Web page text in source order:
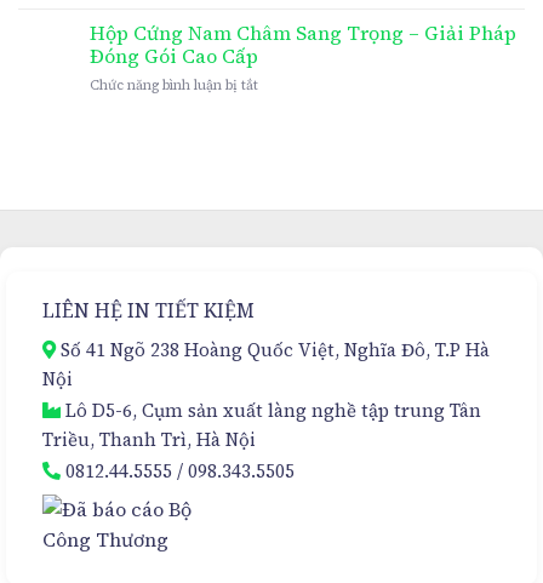
Hộp
Cứng
Châm
Nám
Hoàn
Hộp Cứng Nam Châm Sang Trọng – Giải Pháp
Đóng Gói Cao Cấp
Chức năng bình luận bị tắtở
Trọng
Cấp
LIÊN HỆ IN TIẾT KIỆM
Số 41 Ngõ 238 Hoàng Quốc Việt, Nghĩa Đô, T.P Hà
Nội
Lô D5-6, Cụm sản xuất làng nghề tập trung Tân
Triều, Thanh Trì, Hà Nội
0812.44.5555 /098.343.5505